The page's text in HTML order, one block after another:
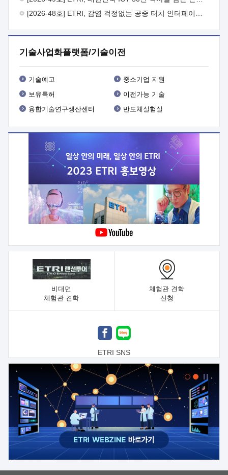
제작광소자응용B광 센서 및 응용 시스템시스템 제어 및 데이터
처리FPGA 제어, VHDL 프로그램 개발Labview, Python, C
임2) 대상인력 B 상세이력 3. 신청방법 및 향후일정 등 
제출  문 의 처: ETRI사업화본부 기업성장지원부
현장지원 신청서 (기업)
기술사업화플랫폼/기술이전
기술예고
중소기업 지원
보유특허
이전가능 기술
융합기술연구생산센터
반도체실험실
비대면
체험관 견학
체험관 견학
신청
ETRI SNS